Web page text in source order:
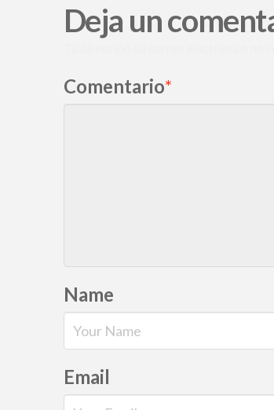
Deja un
Comentario*
Name
Email